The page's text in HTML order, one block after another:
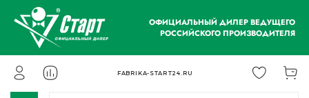
ОФИЦИАЛЬНЫЙ ДИЛЕР ВЕДУЩЕГО
РОССИЙСКОГО ПРОИЗВОДИТЕЛЯ
FABRIKA-START24.RU